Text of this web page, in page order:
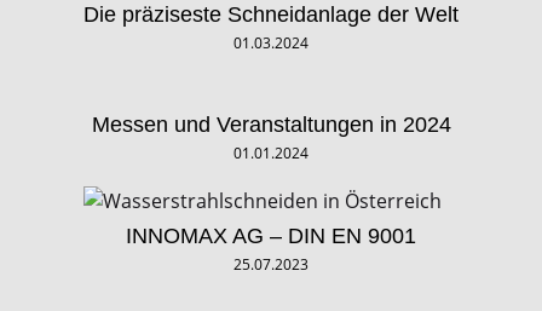
Die präziseste Schneidanlage der Welt
01.03.2024
Messen und Veranstaltungen in 2024
01.01.2024
INNOMAX AG – DIN EN 9001
25.07.2023